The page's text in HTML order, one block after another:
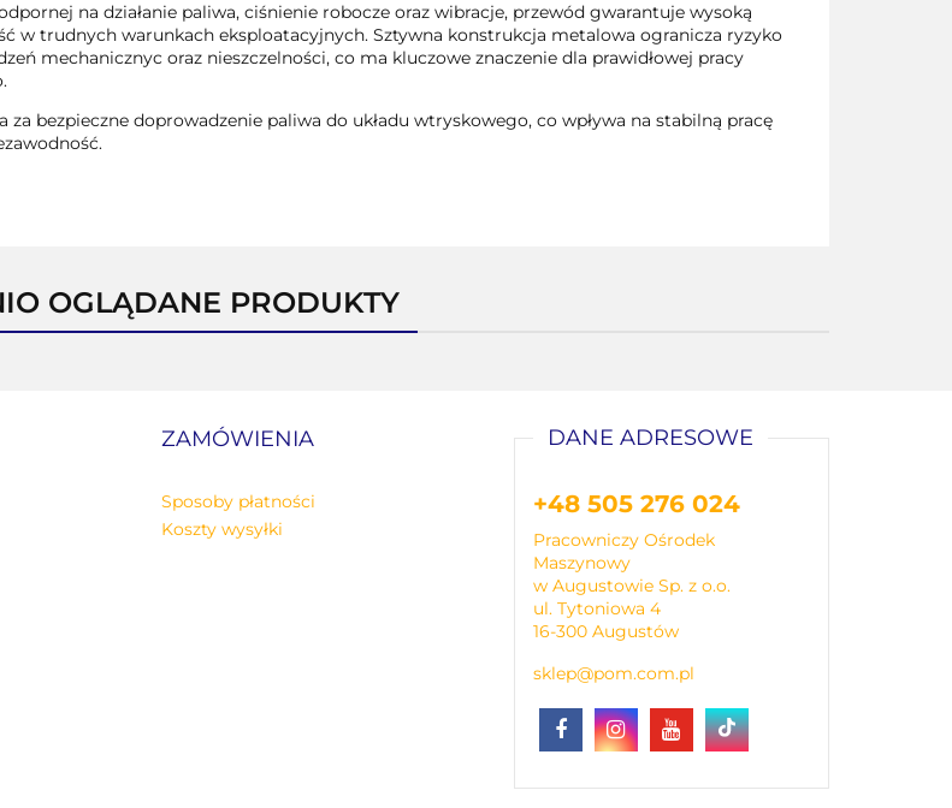
na działanie paliwa, ciśnienie robocze oraz wibracje, przewód gwarantuje wysoką
w trudnych warunkach eksploatacyjnych. Sztywna konstrukcja metalowa ogranicza ryzyko
mechanicznyc oraz nieszczelności, co ma kluczowe znaczenie dla prawidłowej pracy
za bezpieczne doprowadzenie paliwa do układu wtryskowego, co wpływa na stabilną pracę
OGLĄDANE PRODUKTY
ZAMÓWIENIA
Sposoby płatności
Koszty wysyłki
DANE ADRESOWE
+48 505 276 024
Pracowniczy Ośrodek
Maszynowy
w Augustowie Sp. z o.o.
ul. Tytoniowa 4
16-300 Augustów
sklep@pom.com.pl